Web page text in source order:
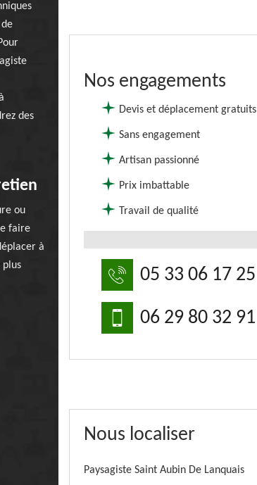
des
ou
faire
à
plus
Nos engagements
Devis et déplacement gratuits
Sans engagement
Artisan passionné
Prix imbattable
Travail de qualité
05 33 06 17 25
06 29 80 32 91
Nous localiser
Paysagiste Saint Aubin De Lanquais